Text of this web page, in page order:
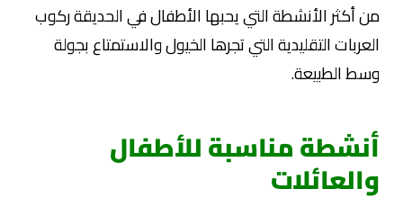
من أكثر الأنشطة التي يحبها الأطفال في الحديقة ركوب
العربات التقليدية التي تجرها الخيول والاستمتاع بجولة
وسط الطبيعة.
أنشطة مناسبة للأطفال
والعائلات